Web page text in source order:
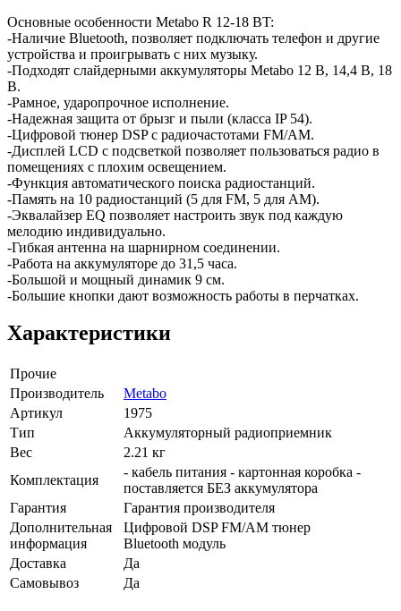
Основные особенности Metabo R 12-18 BT:
-Наличие Bluetooth, позволяет подключать телефон и другие
устройства и проигрывать с них музыку.
-Подходят слайдерными аккумуляторы Metabo 12 B, 14,4 В, 18
В.
-Рамное, ударопрочное исполнение.
-Надежная защита от брызг и пыли (класса IP 54).
-Цифровой тюнер DSP с радиочастотами FM/AM.
-Дисплей LCD с подсветкой позволяет пользоваться радио в
помещениях с плохим освещением.
-Функция автоматического поиска радиостанций.
-Память на 10 радиостанций (5 для FM, 5 для AM).
-Эквалайзер EQ позволяет настроить звук под каждую
мелодию индивидуально.
-Гибкая антенна на шарнирном соединении.
-Работа на аккумуляторе до 31,5 часа.
-Большой и мощный динамик 9 см.
-Большие кнопки дают возможность работы в перчатках.
Характеристики
Прочие
Производитель
Metabo
Артикул
1975
Тип
Аккумуляторный радиоприемник
Вес
2.21 кг
Комплектация
- кабель питания - картонная коробка -
поставляется БЕЗ аккумулятора
Гарантия
Гарантия производителя
Дополнительная
информация
Цифровой DSP FM/AM тюнер
Bluetooth модуль
Доставка
Да
Самовывоз
Да